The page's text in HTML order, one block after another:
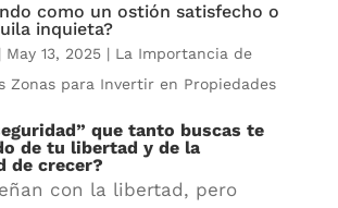
como un ostión satisfecho o
inquieta?
May 13, 2025| La Importancia de
Zonas para Invertir en Propiedades
que tanto buscas te
de tu libertad y de la
de crecer?
con la libertad, pero